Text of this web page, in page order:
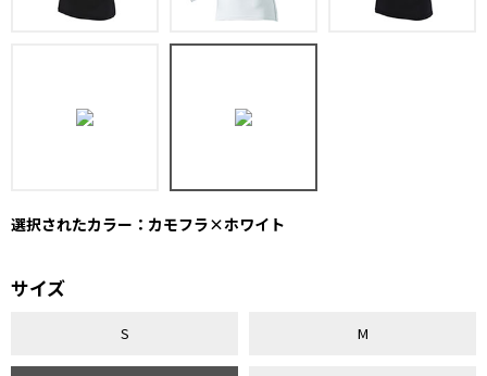
選択されたカラー：カモフラ×ホワイト
サイズ
S M